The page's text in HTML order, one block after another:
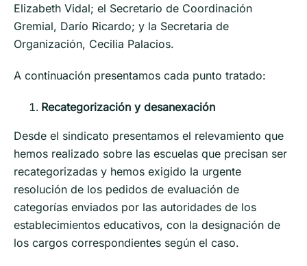
Elizabeth Vidal; el Secretario de Coordinación
Gremial, Darío Ricardo; y la Secretaria de
Organización, Cecilia Palacios.
A continuación presentamos cada punto tratado:
Recategorización y desanexación
Desde el sindicato presentamos el relevamiento que
hemos realizado sobre las escuelas que precisan ser
recategorizadas y hemos exigido la urgente
resolución de los pedidos de evaluación de
categorías enviados por las autoridades de los
establecimientos educativos, con la designación de
los cargos correspondientes según el caso.